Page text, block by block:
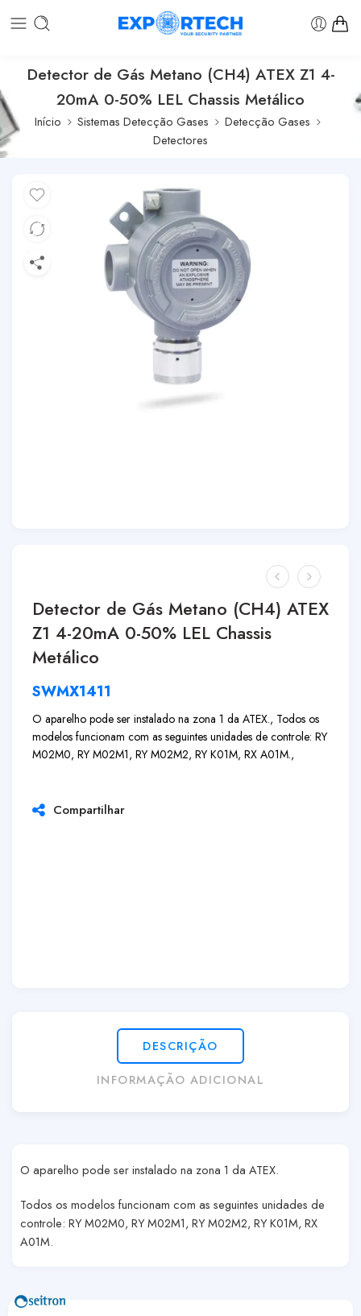
Detector de Gás Metano (CH4) ATEX Z1 4-
20mA 0-50% LEL Chassis Metálico
Início Sistemas Detecção Gases
Detecção Gases
Detectores
Detector de Gás Metano (CH4) ATEX
Z1 4-20mA 0-50% LEL Chassis
Metálico
SWMX1411
O aparelho pode ser instalado na zona 1 da ATEX., Todos os
modelos funcionam com as seguintes unidades de controle: RY
M02M0, RY M02M1, RY M02M2, RY K01M, RX A01M.,
Compartilhar
DESCRIÇÃO
INFORMAÇÃO ADICIONAL
O aparelho pode ser instalado na zona 1 da ATEX.
Todos os modelos funcionam com as seguintes unidades de
controle: RY M02M0, RY M02M1, RY M02M2, RY K01M, RX
A01M.